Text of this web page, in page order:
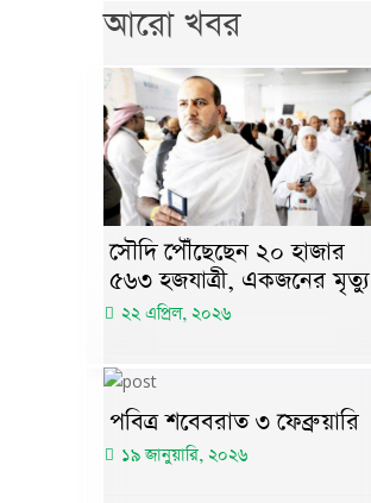
আরো খবর
সৌদি পৌঁছেছেন ২০ হাজার
৫৬৩ হজযাত্রী, একজনের মৃত্যু
২২ এপ্রিল, ২০২৬
পবিত্র শবেবরাত ৩ ফেব্রুয়ারি
১৯ জানুয়ারি, ২০২৬